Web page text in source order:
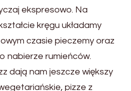
ekspresowo. Na
kręgu układamy
owym czasie pieczemy oraz
nabierze rumieńców.
dają nam jeszcze większy
pizze z